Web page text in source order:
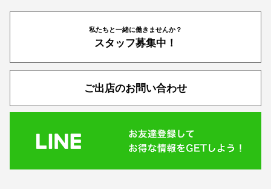
私たちと一緒に働きませんか？
スタッフ募集中！
ご出店のお問い合わせ